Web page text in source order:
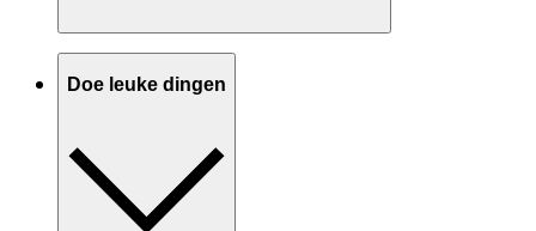
Doe leuke dingen